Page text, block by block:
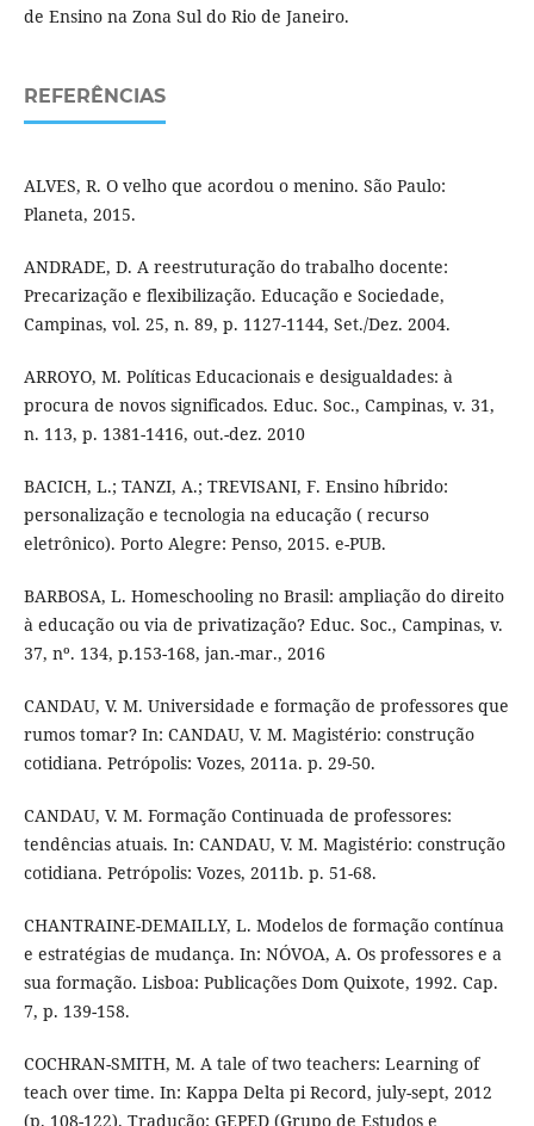
de Ensino na Zona Sul do Rio de Janeiro.
REFERÊNCIAS
ALVES, R. O velho que acordou o menino. São Paulo:
Planeta, 2015.
ANDRADE, D. A reestruturação do trabalho docente:
Precarização e flexibilização. Educação e Sociedade,
Campinas, vol. 25, n. 89, p. 1127-1144, Set./Dez. 2004.
ARROYO, M. Políticas Educacionais e desigualdades: à
procura de novos significados. Educ. Soc., Campinas, v. 31,
n. 113, p. 1381-1416, out.-dez. 2010
BACICH, L.; TANZI, A.; TREVISANI, F. Ensino híbrido:
personalização e tecnologia na educação ( recurso
eletrônico). Porto Alegre: Penso, 2015. e-PUB.
BARBOSA, L. Homeschooling no Brasil: ampliação do direito
à educação ou via de privatização? Educ. Soc., Campinas, v.
37, nº. 134, p.153-168, jan.-mar., 2016
CANDAU, V. M. Universidade e formação de professores que
rumos tomar? In: CANDAU, V. M. Magistério: construção
cotidiana. Petrópolis: Vozes, 2011a. p. 29-50.
CANDAU, V. M. Formação Continuada de professores:
tendências atuais. In: CANDAU, V. M. Magistério: construção
cotidiana. Petrópolis: Vozes, 2011b. p. 51-68.
CHANTRAINE-DEMAILLY, L. Modelos de formação contínua
e estratégias de mudança. In: NÓVOA, A. Os professores e a
sua formação. Lisboa: Publicações Dom Quixote, 1992. Cap.
7, p. 139-158.
COCHRAN-SMITH, M. A tale of two teachers: Learning of
teach over time. In: Kappa Delta pi Record, july-sept, 2012
(p. 108-122). Tradução: GEPED (Grupo de Estudos e